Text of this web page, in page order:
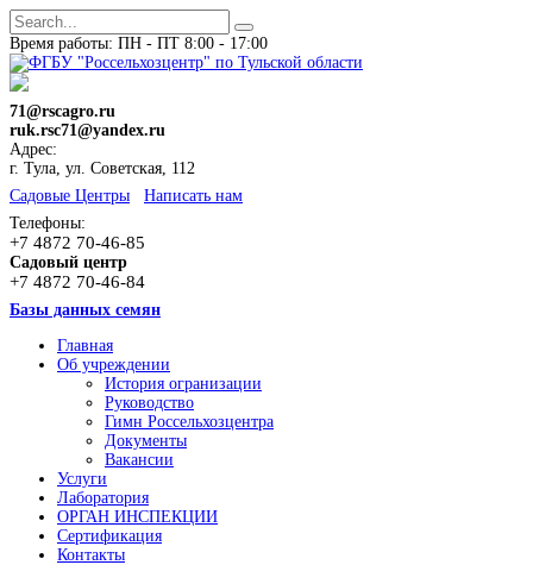
Время работы: ПН - ПТ 8:00 - 17:00
71@rscagro.ru
ruk.rsc71@yandex.ru
Адрес:
г. Тула, ул. Советская, 112
Cадовые Центры
Написать нам
Телефоны:
+7 4872 70-46-85
Садовый центр
+7 4872 70-46-84
Базы данных семян
Главная
Об учреждении
История огранизации
Руководство
Гимн Россельхозцентра
Документы
Вакансии
Услуги
Лаборатория
ОРГАН ИНСПЕКЦИИ
Сертификация
Контакты